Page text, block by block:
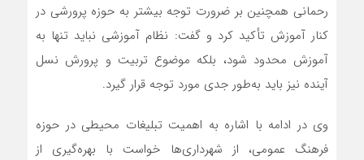
رحمانی همچنین بر ضرورت توجه بیشتر به حوزه پرورشی در
کنار آموزش تأکید کرد و گفت: نظام آموزشی نباید تنها به
آموزش محدود شود، بلکه موضوع تربیت و پرورش نسل
آینده نیز باید به‌طور جدی مورد توجه قرار گیرد.
وی در ادامه با اشاره به اهمیت تبلیغات محیطی در حوزه
فرهنگ عمومی، از شهرداری‌ها خواست با بهره‌گیری از